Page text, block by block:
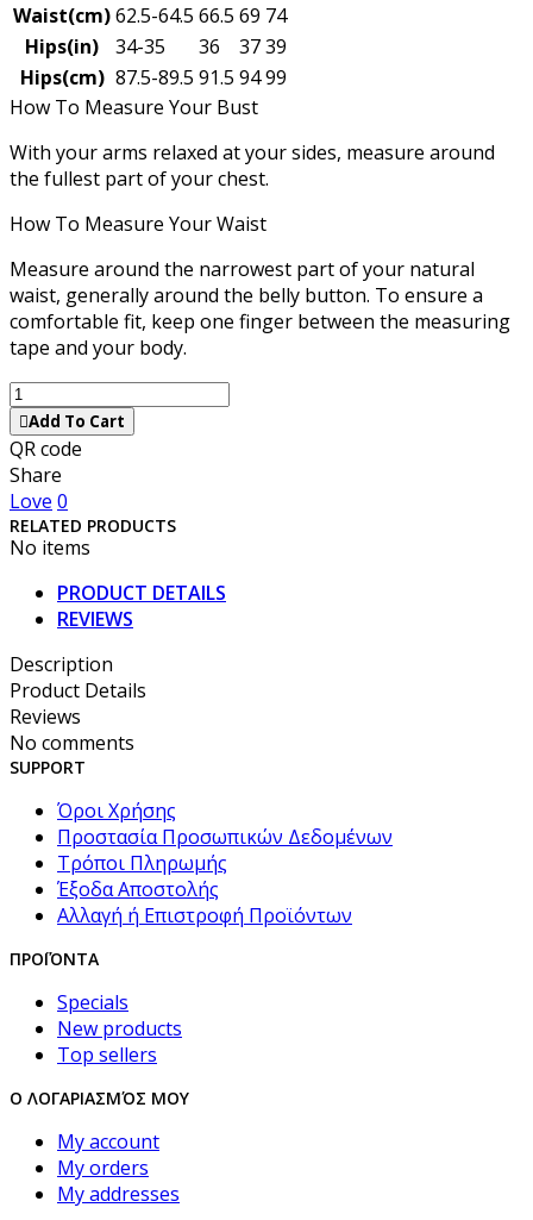
Waist(cm)62.5-64.5 66.5 69 74
Hips(in)
34-35 36 3739
Hips(cm) 87.5-89.5 91.5 9499
How To Measure Your Bust
With your arms relaxed at your sides, measure around
the fullest part of your chest.
How To Measure Your Waist
Measure around the narrowest part of your natural
waist, generally around the belly button. To ensure a
comfortable fit, keep one finger between the measuring
tape and your body.
Add To Cart
QR code
Share
Love 0
RELATED PRODUCTS
No items
PRODUCT DETAILS
REVIEWS
Description
Product Details
Reviews
No comments
SUPPORT
Όροι Χρήσης
Προστασία Προσωπικών Δεδομένων
Τρόποι Πληρωμής
Έξοδα Αποστολής
Αλλαγή ή Επιστροφή Προϊόντων
ΠΡΟΪΌΝΤΑ
Specials
New products
Top sellers
Ο ΛΟΓΑΡΙΑΣΜΌΣ ΜΟΥ
My account
My orders
My addresses